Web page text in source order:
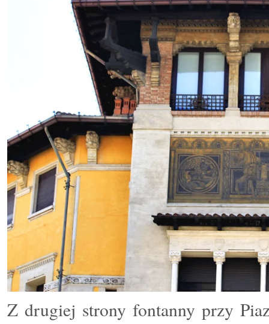
Z drugiej strony fontanny przy